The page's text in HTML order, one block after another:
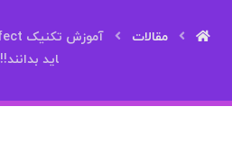
مقالات
اید بدانند!!